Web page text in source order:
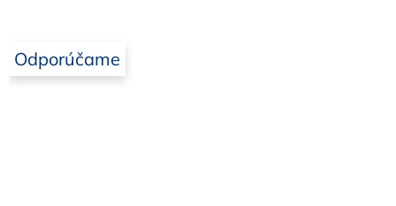
Odporúčame